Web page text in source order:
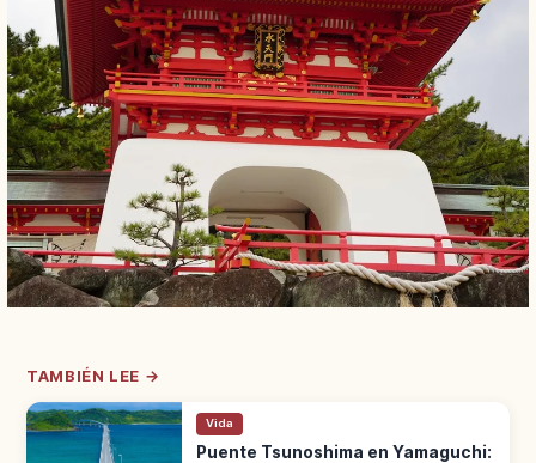
TAMBIÉN LEE →
Vida
Puente Tsunoshima en Yamaguchi: